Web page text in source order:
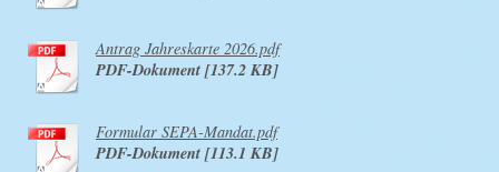
Antrag Jahreskarte 2026.pdf
PDF-Dokument [137.2 KB]
Formular SEPA-Mandat.pdf
PDF-Dokument [113.1 KB]